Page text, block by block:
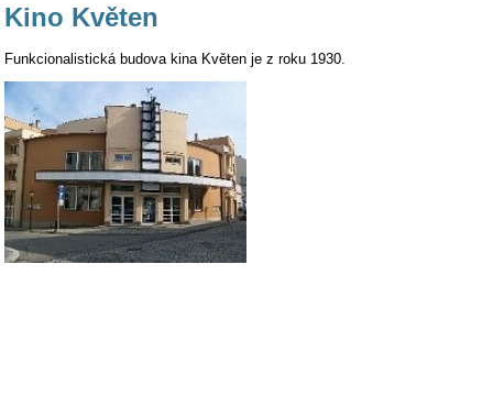
Kino Květen
Funkcionalistická budova kina Květen je z roku 1930.